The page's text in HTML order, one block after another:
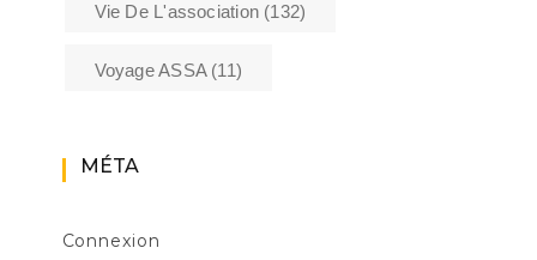
Vie De L'association (132)
Voyage ASSA(11)
MÉTA
Connexion